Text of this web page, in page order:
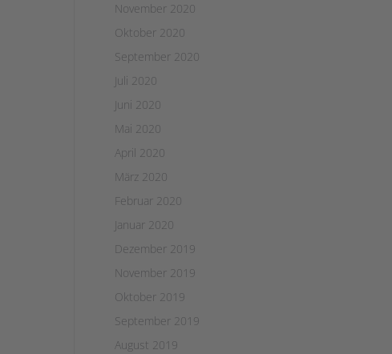
November 2020
Oktober 2020
September 2020
Juli 2020
Juni 2020
Mai 2020
April 2020
März 2020
Februar 2020
Januar 2020
Dezember 2019
November 2019
Oktober 2019
September 2019
August 2019